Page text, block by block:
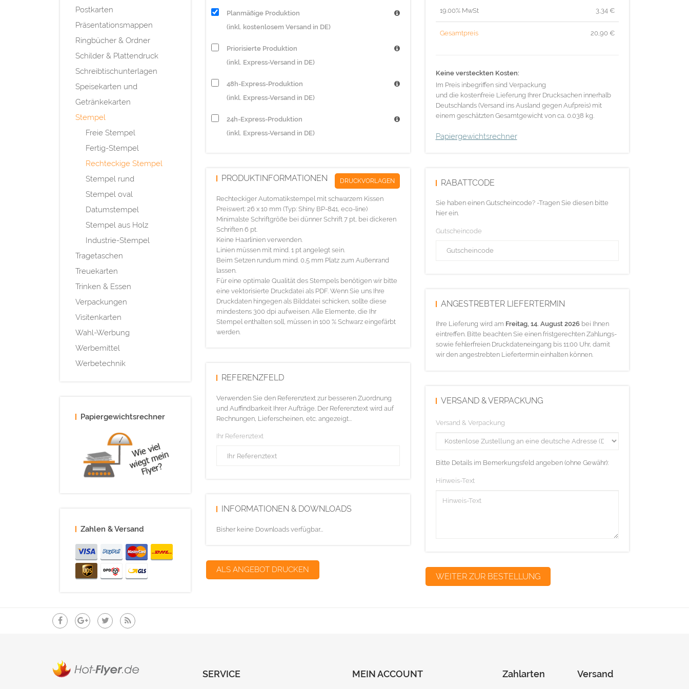
Postkarten
Präsentationsmappen
Ringbücher & Ordner
Schilder & Plattendruck
Schreibtischunterlagen
Speisekarten und
Getränkekarten
Stempel
Freie Stempel
Fertig-Stempel
Rechteckige Stempel
Stempel rund
Stempel oval
Datumstempel
Stempel aus Holz
Industrie-Stempel
Tragetaschen
Treuekarten
Trinken & Essen
Verpackungen
Visitenkarten
Wahl-Werbung
Werbemittel
Werbetechnik
Papiergewichtsrechner
Zahlen & Versand
Planmäßige Produktion
(inkl. kostenlosem Versand in DE)
Priorisierte Produktion
(inkl. Express-Versand in DE)
48h-Express-Produktion
(inkl. Express-Versand in DE)
24h-Express-Produktion
(inkl. Express-Versand in DE)
PRODUKTINFORMATIONEN DRUCKVORLAGEN
Rechteckiger Automatikstempel mit schwarzem Kissen
Preiswert: 26 x 10 mm (Typ: Shiny BP-841, eco-line)
Minimalste Schriftgröße bei dünner Schrift 7 pt, bei dickeren
Schriften 6 pt.
Keine Haarlinien verwenden.
Linien müssen mit mind. 1 pt angelegt sein.
Beim Setzen rundum mind. 0,5 mm Platz zum Außenrand
lassen.
Für eine optimale Qualität des Stempels benötigen wir bitte
eine vektorisierte Druckdatei als PDF. Wenn Sie uns Ihre
Druckdaten hingegen als Bilddatei schicken, sollte diese
mindestens 300 dpi aufweisen. Alle Elemente, die Ihr
Stempel enthalten soll, müssen in 100 % Schwarz eingefärbt
werden.
REFERENZFELD
Verwenden Sie den Referenztext zur besseren Zuordnung
und Auffindbarkeit Ihrer Aufträge. Der Referenztext wird auf
Rechnungen, Lieferscheinen, etc. angezeigt...
Ihr Referenztext
INFORMATIONEN & DOWNLOADS
Bisher keine Downloads verfügbar...
ALS ANGEBOT DRUCKEN
19.00% MwSt 3,34 €
Gesamtpreis 20,90 €
Keine versteckten Kosten:
Im Preis inbegriffen sind Verpackung
und die kostenfreie Lieferung Ihrer Drucksachen innerhalb
Deutschlands (Versand ins Ausland gegen Aufpreis) mit
einem geschätzten Gesamtgewicht von ca. 0.038 kg.
Papiergewichtsrechner
RABATTCODE
Sie haben einen Gutscheincode? -Tragen Sie diesen bitte
hier ein.
Gutscheincode
ANGESTREBTER LIEFERTERMIN
Ihre Lieferung wird am Freitag, 14. August 2026bei Ihnen
eintreffen. Bitte beachten Sie einen fristgerechten Zahlungs-
sowie fehlerfreien Druckdateneingang bis 11:00 Uhr, damit
wir den angestrebten Liefertermin einhalten können.
VERSAND & VERPACKUNG
Versand & Verpackung
Bitte Details im Bemerkungsfeld angeben (ohne Gewähr):
Hinweis-Text
SERVICE MEIN ACCOUNT Zahlarten Versand